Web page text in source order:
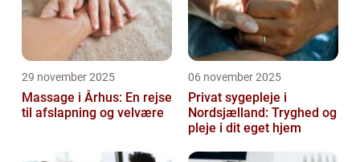
29 november 2025
Massage i Århus: En rejse
til afslapning og velvære
06 november 2025
Privat sygepleje i
Nordsjælland: Tryghed og
pleje i dit eget hjem